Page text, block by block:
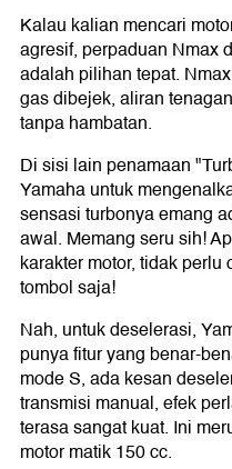
Kalau kalian mencari
agresif, perpaduan Nmax
adalah pilihan tepat.
gas dibejek, aliran
tanpa hambatan.
Di sisi lain penamaan
Yamaha untuk
sensasi turbonya emang
awal. Memang seru sih!
karakter motor, tidak
tombol saja!
Nah, untuk deselerasi,
punya fitur yang benar-
mode S, ada kesan
transmisi manual, efek
terasa sangat kuat. Ini
motor matik 150 cc.